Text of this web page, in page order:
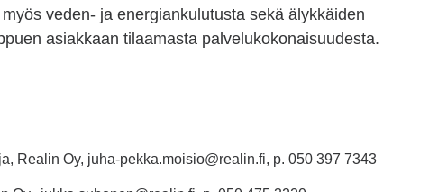
veden- ja energiankulutusta sekä älykkäiden
asiakkaan tilaamasta palvelukokonaisuudesta.
Realin Oy, juha-pekka.moisio@realin.fi, p. 050 397 7343